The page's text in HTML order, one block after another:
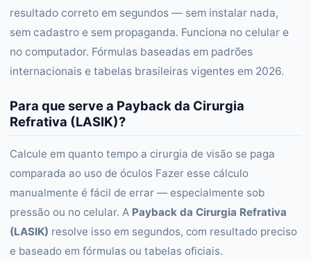
resultado correto em segundos — sem instalar nada,
sem cadastro e sem propaganda. Funciona no celular e
no computador. Fórmulas baseadas em padrões
internacionais e tabelas brasileiras vigentes em 2026.
Para que serve a Payback da Cirurgia
Refrativa (LASIK)?
Calcule em quanto tempo a cirurgia de visão se paga
comparada ao uso de óculos Fazer esse cálculo
manualmente é fácil de errar — especialmente sob
pressão ou no celular. A Payback da Cirurgia Refrativa
(LASIK) resolve isso em segundos, com resultado preciso
e baseado em fórmulas ou tabelas oficiais.